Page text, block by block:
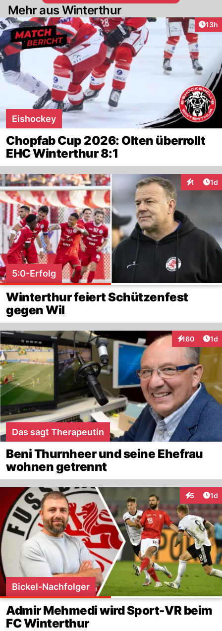
Mehr aus Winterthur
13h
Eishockey
Chopfab Cup 2026: Olten überrollt
EHC Winterthur 8:1
1 1d
5:0-Erfolg
Winterthur feiert Schützenfest
gegen Wil
160
Interaktionen
1d
Das sagt Therapeutin
Beni Thurnheer und seine Ehefrau
wohnen getrennt
5 1d
Bickel-Nachfolger
Admir Mehmedi wird Sport-VR beim
FC Winterthur